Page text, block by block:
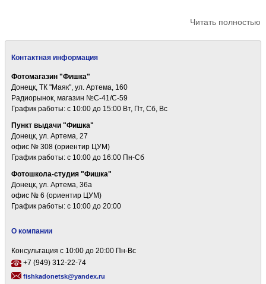
Читать полностью
Контактная информация
Фотомагазин "Фишка"
Донецк, ТК "Маяк", ул. Артема, 160
Радиорынок, магазин №С-41/С-59
График работы: c 10:00 до 15:00 Вт, Пт, Сб, Вс
Пункт выдачи "Фишка"
Донецк, ул. Артема, 27
офис № 308 (ориентир ЦУМ)
График работы: c 10:00 до 16:00 Пн-Сб
Фотошкола-студия "Фишка"
Донецк, ул. Артема, 36а
офис № 6 (ориентир ЦУМ)
График работы: c 10:00 до 20:00
О компании
Консультация с 10:00 до 20:00 Пн-Вс
+7 (949) 312-22-74
fishkadonetsk@yandex.ru